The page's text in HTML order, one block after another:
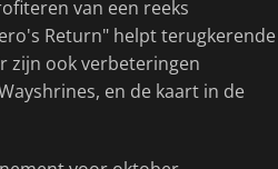
van een reeks
Return" helpt terugkerende
zijn ook verbeteringen
en de kaart in de